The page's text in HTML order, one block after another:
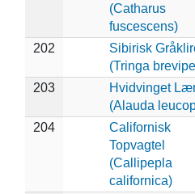
(Catharus
fuscescens)
202
Sibirisk
(Tringa
203
Hvidvinget
(Alauda
204
Californisk
Topvagtel
(Callipepla
californica)